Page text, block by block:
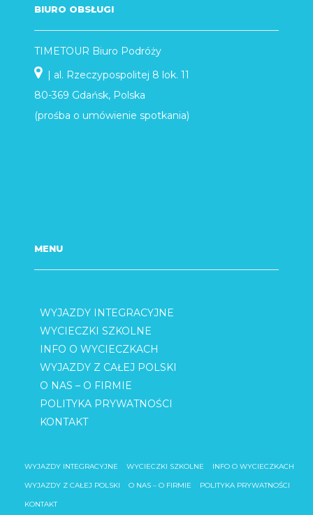
BIURO OBSŁUGI
TIMETOUR Biuro Podróży
| al. Rzeczypospolitej 8 lok. 11
80-369 Gdańsk, Polska
(prośba o umówienie spotkania)
MENU
WYJAZDY INTEGRACYJNE
WYCIECZKI SZKOLNE
INFO O WYCIECZKACH
WYJAZDY Z CAŁEJ POLSKI
O NAS – O FIRMIE
POLITYKA PRYWATNOŚCI
KONTAKT
WYJAZDY INTEGRACYJNE WYCIECZKI SZKOLNE INFO O WYCIECZKACH
WYJAZDY Z CAŁEJ POLSKI O NAS – O FIRMIE POLITYKA PRYWATNOŚCI
KONTAKT